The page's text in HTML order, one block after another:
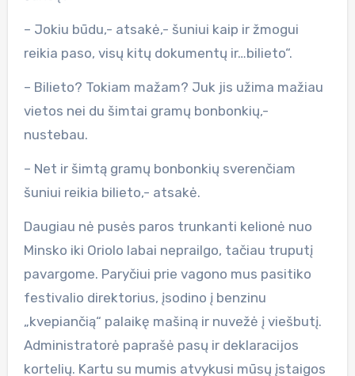
– Jokiu būdu,- atsakė,- šuniui kaip ir žmogui
reikia paso, visų kitų dokumentų ir…bilieto“.
– Bilieto? Tokiam mažam? Juk jis užima mažiau
vietos nei du šimtai gramų bonbonkių,-
nustebau.
– Net ir šimtą gramų bonbonkių sverenčiam
šuniui reikia bilieto,- atsakė.
Daugiau nė pusės paros trunkanti kelionė nuo
Minsko iki Oriolo labai neprailgo, tačiau truputį
pavargome. Paryčiui prie vagono mus pasitiko
festivalio direktorius, įsodino į benzinu
„kvepiančią“ palaikę mašiną ir nuvežė į viešbutį.
Administratorė paprašė pasų ir deklaracijos
kortelių. Kartu su mumis atvykusi mūsų įstaigos